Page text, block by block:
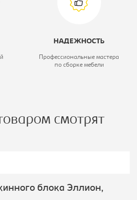
НАДЕЖНОСТЬ
Профессиональные мастера
по сборке мебели
смотрят
блока Эллион,